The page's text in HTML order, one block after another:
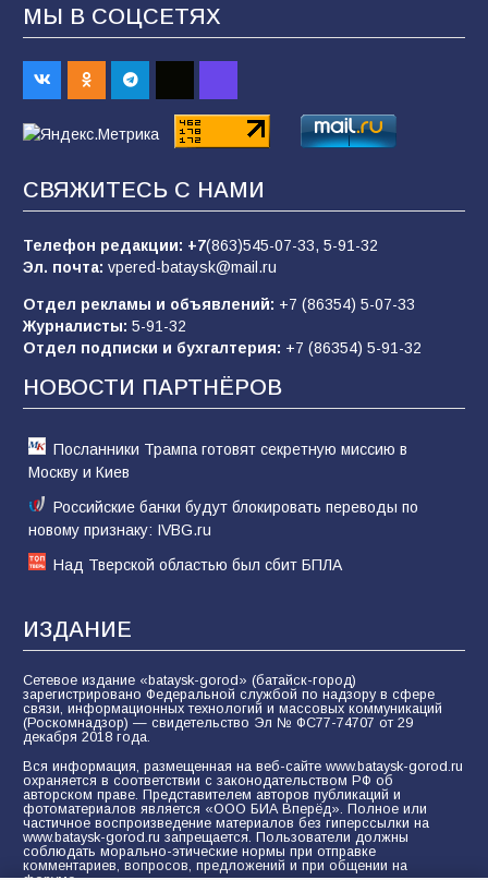
«Слухами Москву не возьмёшь»: почему
заявления Киева о мобилизации — это
отчаяние, а не разведка
83 02.08.2026
конкурса «Большая перемена»
62 04.08.2026
Командовал боем до последнего: герой
61 05.08.2026
МЫ В СОЦСЕТЯХ
СВЯЖИТЕСЬ С НАМИ
Телефон редакции: +7(863)545-07-33, 5-91-32
Эл. почта: vpered-bataysk@mail.ru
Отдел рекламы и объявлений: +7 (86354) 5-07-33
Журналисты: 5-91-32
Отдел подписки и бухгалтерия: +7 (86354) 5-91-32
НОВОСТИ ПАРТНЁРОВ
Посланники Трампа готовят секретную миссию в
Москву и Киев
Российские банки будут блокировать переводы по
новому признаку: IVBG.ru
Над Тверской областью был сбит БПЛА
ИЗДАНИЕ
Сетевое издание «bataysk-gorod» (батайск-город)
зарегистрировано Федеральной службой по надзору в сфере
связи, информационных технологий и массовых коммуникаций
(Роскомнадзор) — свидетельство Эл № ФС77-74707 от 29
декабря 2018 года.
Вся информация, размещенная на веб-сайте www.bataysk-gorod.ru
охраняется в соответствии с законодательством РФ об
авторском праве. Представителем авторов публикаций и
фотоматериалов является «ООО БИА Вперёд». Полное или
частичное воспроизведение материалов без гиперссылки на
www.bataysk-gorod.ru запрещается. Пользователи должны
соблюдать морально-этические нормы при отправке
комментариев, вопросов, предложений и при общении на